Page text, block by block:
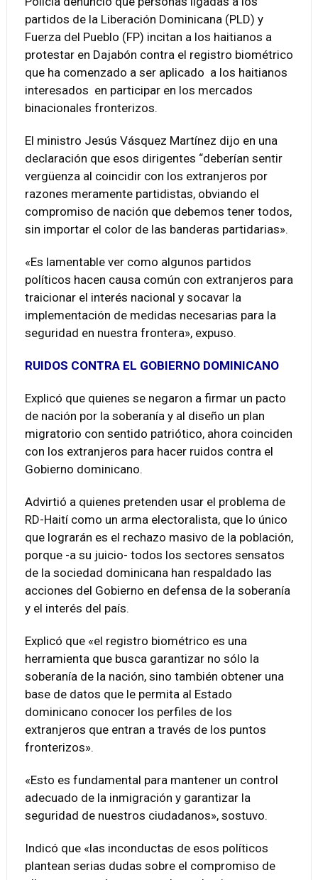
partidos de la Liberación Dominicana (PLD) y
Fuerza del Pueblo (FP) incitan a los haitianos a
protestar en Dajabón contra el registro biométrico
que ha comenzado a ser aplicado a los haitianos
interesados en participar en los mercados
binacionales fronterizos.
El ministro Jesús Vásquez Martínez dijo en una
declaración que esos dirigentes “deberían sentir
vergüenza al coincidir con los extranjeros por
razones meramente partidistas, obviando el
compromiso de nación que debemos tener todos,
sin importar el color de las banderas partidarias».
«Es lamentable ver como algunos partidos
políticos hacen causa común con extranjeros para
traicionar el interés nacional y socavar la
implementación de medidas necesarias para la
seguridad en nuestra frontera», expuso.
RUIDOS CONTRA EL GOBIERNO DOMINICANO
Explicó que quienes se negaron a firmar un pacto
de nación por la soberanía y al diseño un plan
migratorio con sentido patriótico, ahora coinciden
con los extranjeros para hacer ruidos contra el
Gobierno dominicano.
Advirtió a quienes pretenden usar el problema de
RD-Haití como un arma electoralista, que lo único
que lograrán es el rechazo masivo de la población,
porque -a su juicio- todos los sectores sensatos
de la sociedad dominicana han respaldado las
acciones del Gobierno en defensa de la soberanía
y el interés del país.
Explicó que «el registro biométrico es una
herramienta que busca garantizar no sólo la
soberanía de la nación, sino también obtener una
base de datos que le permita al Estado
dominicano conocer los perfiles de los
extranjeros que entran a través de los puntos
fronterizos».
«Esto es fundamental para mantener un control
adecuado de la inmigración y garantizar la
seguridad de nuestros ciudadanos», sostuvo.
Indicó que «las inconductas de esos políticos
plantean serias dudas sobre el compromiso de